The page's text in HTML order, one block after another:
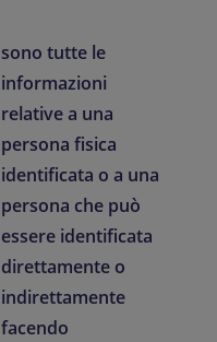
sono tutte le
informazioni
relative a una
persona fisica
identificata o a una
persona che può
essere identificata
direttamente o
indirettamente
facendo